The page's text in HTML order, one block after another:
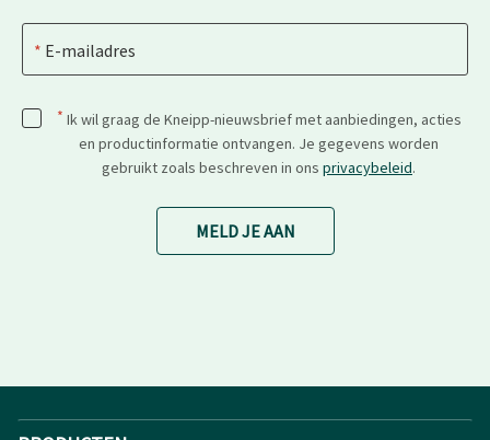
E-mailadres
* Ik wil graag de Kneipp-nieuwsbrief met aanbiedingen, acties
en productinformatie ontvangen. Je gegevens worden
gebruikt zoals beschreven in ons privacybeleid.
MELD JE AAN